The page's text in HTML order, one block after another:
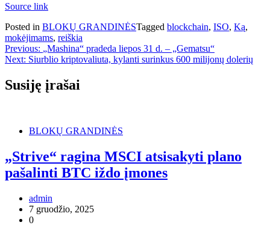
Source link
Posted in BLOKŲ GRANDINĖSTagged blockchain, ISO, Ką,
mokėjimams, reiškia
Navigacija
tarp
įrašų
Previous: „Mashina“ pradeda liepos 31 d. – „Gematsu“
Next: Siurblio kriptovaliuta, kylanti surinkus 600 milijonų dolerių
Susiję įrašai
BLOKŲ GRANDINĖS
„Strive“ ragina MSCI atsisakyti plano
pašalinti BTC iždo įmones
admin
7 gruodžio, 2025
0